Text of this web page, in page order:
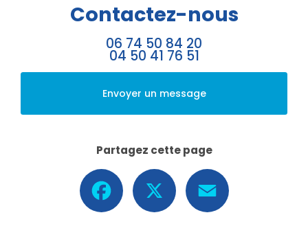
Contactez-nous
06 74 50 84 20
04 50 41 76 51
Envoyer un message
Partagez cette page
Facebook